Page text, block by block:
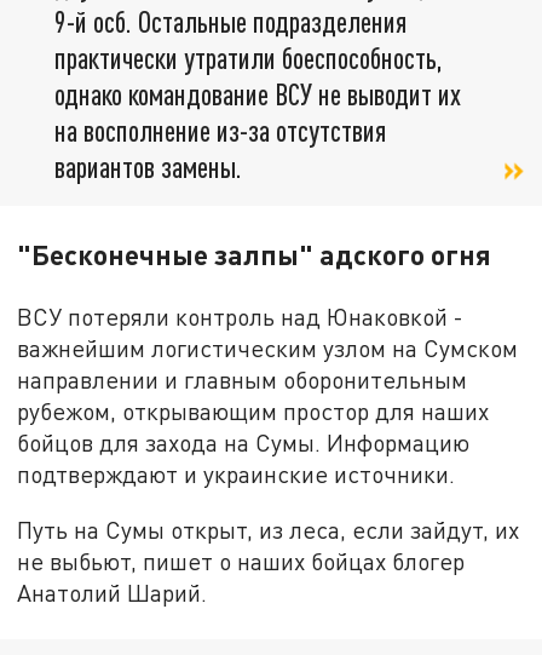
9-й осб. Остальные подразделения
практически утратили боеспособность,
однако командование ВСУ не выводит их
на восполнение из-за отсутствия
вариантов замены.
"Бесконечные залпы" адского огня
ВСУ потеряли контроль над Юнаковкой -
важнейшим логистическим узлом на Сумском
направлении и главным оборонительным
рубежом, открывающим простор для наших
бойцов для захода на Сумы. Информацию
подтверждают и украинские источники.
Путь на Сумы открыт, из леса, если зайдут, их
не выбьют, пишет о наших бойцах блогер
Анатолий Шарий.